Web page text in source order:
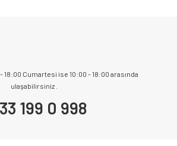
Cumartesi ise 10:00 - 18:00 arasında
ulaşabilirsiniz .
199 0 998